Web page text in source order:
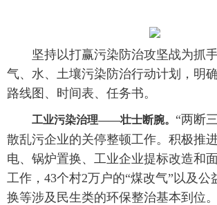
坚持以打赢污染防治攻坚战为抓手
气、水、土壤污染防治行动计划，明
路线图、时间表、任务书。
工业污染治理——壮士断腕。 “两断
散乱污企业的关停整顿工作。积极推
电、锅炉置换、工业企业提标改造和
工作，43个村2万户的“煤改气”以及公
换等涉及民生类的环保整治基本到位